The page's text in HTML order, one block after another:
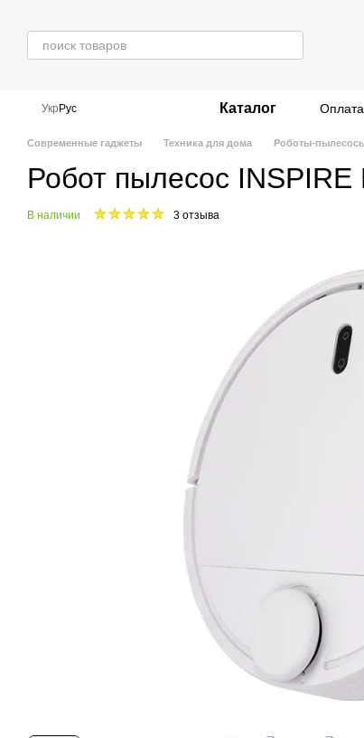
Укр Рус Каталог
Современные гаджеты Техника для дома Роботы-
Робот пылесос INSPIRE
В наличии 3 отзыва